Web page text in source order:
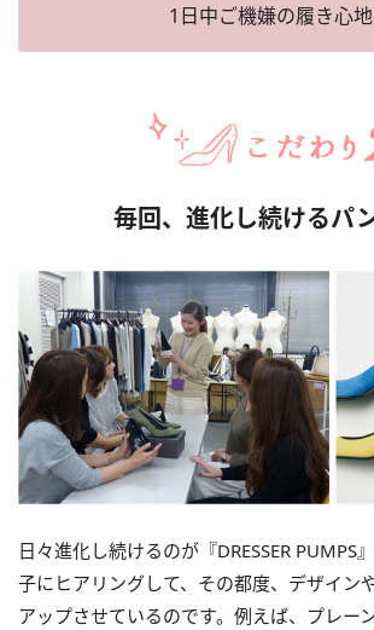
1日中ご機嫌の履き心地
毎回、進化し続けるパ
日々進化し続けるのが『DRESSER PUMPS
子にヒアリングして、その都度、デザイン
アップさせているのです。例えば、プレー